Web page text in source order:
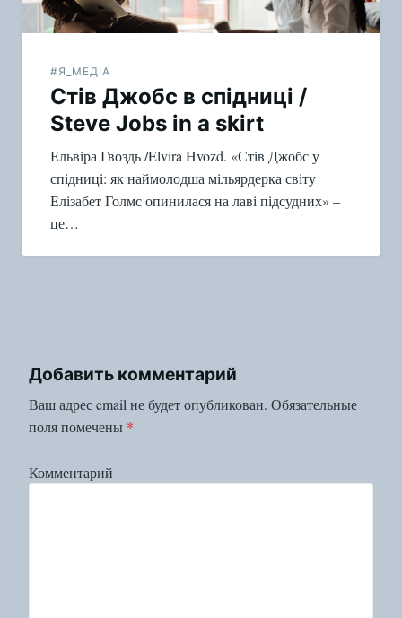
#Я_МЕДІА
Стів Джобс в спідниці /
Steve Jobs in a skirt
Ельвіра Гвоздь /Elvira Hvozd. «Стів Джобс у
спідниці: як наймолодша мільярдерка світу
Елізабет Голмс опинилася на лаві підсудних» –
це…
Добавить комментарий
Ваш адрес email не будет опубликован. Обязательные
поля помечены *
Комментарий